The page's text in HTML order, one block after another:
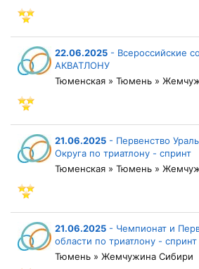
22.06.2025 - Всероссийские
АКВАТЛОНУ
Тюменская » Тюмень »
21.06.2025 - Первенство
Округа по триатлону - спринт
Тюменская » Тюмень »
21.06.2025 - Чемпионат и
области по триатлону - спринт
Тюмень » Жемчужина Сибири